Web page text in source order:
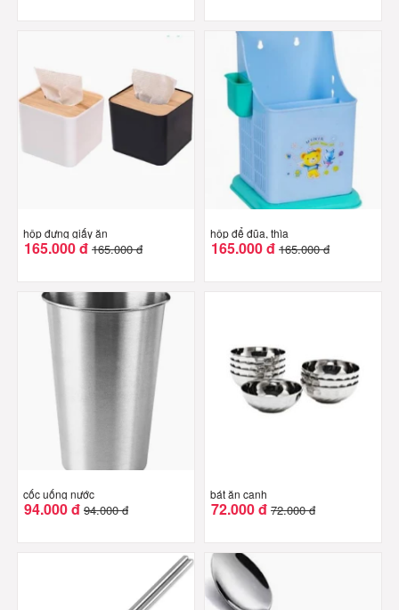
hộp đựng giấy ăn
165.000 đ 165.000 đ
hộp để đũa, thìa
165.000 đ 165.000 đ
cốc uống nước
94.000 đ 94.000 đ
bát ăn canh
72.000 đ 72.000 đ